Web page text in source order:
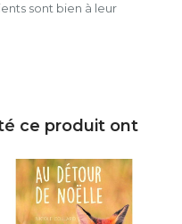
sont bien à leur
ce produit ont